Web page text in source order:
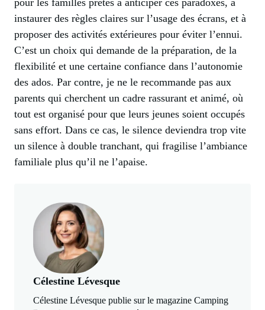
pour les familles prêtes à anticiper ces paradoxes, à
instaurer des règles claires sur l’usage des écrans, et à
proposer des activités extérieures pour éviter l’ennui.
C’est un choix qui demande de la préparation, de la
flexibilité et une certaine confiance dans l’autonomie
des ados. Par contre, je ne le recommande pas aux
parents qui cherchent un cadre rassurant et animé, où
tout est organisé pour que leurs jeunes soient occupés
sans effort. Dans ce cas, le silence deviendra trop vite
un silence à double tranchant, qui fragilise l’ambiance
familiale plus qu’il ne l’apaise.
Célestine Lévesque
Célestine Lévesque publie sur le magazine Camping